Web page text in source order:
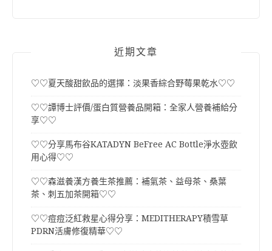
近期文章
♡♡夏天酸甜飲品的選擇：淡果香綜合野莓果乾水♡♡
♡♡譚博士評價/蛋白質營養品開箱：全家人營養補給分
享♡♡
♡♡分享馬布谷KATADYN BeFree AC Bottle淨水壺飲
用心得♡♡
♡♡森滋養漢方養生茶推薦：補氣茶、益母茶、桑葉
茶、刺五加茶開箱♡♡
♡♡痘痘泛紅救星心得分享：MEDITHERAPY積雪草
PDRN活膚修復精華♡♡